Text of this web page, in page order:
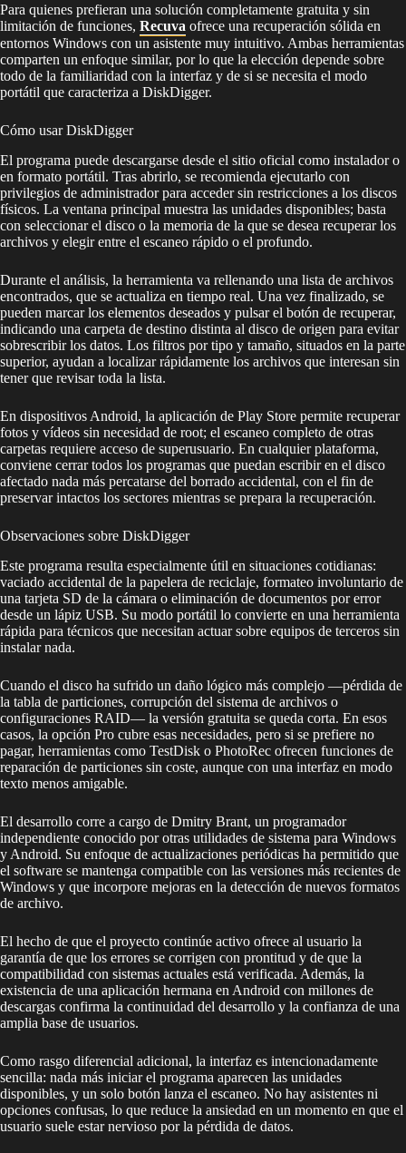
Para quienes prefieran una solución completamente gratuita y sin
limitación de funciones, Recuva ofrece una recuperación sólida en
entornos Windows con un asistente muy intuitivo. Ambas herramientas
comparten un enfoque similar, por lo que la elección depende sobre
todo de la familiaridad con la interfaz y de si se necesita el modo
portátil que caracteriza a DiskDigger.
Cómo usar DiskDigger
El programa puede descargarse desde el sitio oficial como instalador o
en formato portátil. Tras abrirlo, se recomienda ejecutarlo con
privilegios de administrador para acceder sin restricciones a los discos
físicos. La ventana principal muestra las unidades disponibles; basta
con seleccionar el disco o la memoria de la que se desea recuperar los
archivos y elegir entre el escaneo rápido o el profundo.
Durante el análisis, la herramienta va rellenando una lista de archivos
encontrados, que se actualiza en tiempo real. Una vez finalizado, se
pueden marcar los elementos deseados y pulsar el botón de recuperar,
indicando una carpeta de destino distinta al disco de origen para evitar
sobrescribir los datos. Los filtros por tipo y tamaño, situados en la parte
superior, ayudan a localizar rápidamente los archivos que interesan sin
tener que revisar toda la lista.
En dispositivos Android, la aplicación de Play Store permite recuperar
fotos y vídeos sin necesidad de root; el escaneo completo de otras
carpetas requiere acceso de superusuario. En cualquier plataforma,
conviene cerrar todos los programas que puedan escribir en el disco
afectado nada más percatarse del borrado accidental, con el fin de
preservar intactos los sectores mientras se prepara la recuperación.
Observaciones sobre DiskDigger
Este programa resulta especialmente útil en situaciones cotidianas:
vaciado accidental de la papelera de reciclaje, formateo involuntario de
una tarjeta SD de la cámara o eliminación de documentos por error
desde un lápiz USB. Su modo portátil lo convierte en una herramienta
rápida para técnicos que necesitan actuar sobre equipos de terceros sin
instalar nada.
Cuando el disco ha sufrido un daño lógico más complejo —pérdida de
la tabla de particiones, corrupción del sistema de archivos o
configuraciones RAID— la versión gratuita se queda corta. En esos
casos, la opción Pro cubre esas necesidades, pero si se prefiere no
pagar, herramientas como TestDisk o PhotoRec ofrecen funciones de
reparación de particiones sin coste, aunque con una interfaz en modo
texto menos amigable.
El desarrollo corre a cargo de Dmitry Brant, un programador
independiente conocido por otras utilidades de sistema para Windows
y Android. Su enfoque de actualizaciones periódicas ha permitido que
el software se mantenga compatible con las versiones más recientes de
Windows y que incorpore mejoras en la detección de nuevos formatos
de archivo.
El hecho de que el proyecto continúe activo ofrece al usuario la
garantía de que los errores se corrigen con prontitud y de que la
compatibilidad con sistemas actuales está verificada. Además, la
existencia de una aplicación hermana en Android con millones de
descargas confirma la continuidad del desarrollo y la confianza de una
amplia base de usuarios.
Como rasgo diferencial adicional, la interfaz es intencionadamente
sencilla: nada más iniciar el programa aparecen las unidades
disponibles, y un solo botón lanza el escaneo. No hay asistentes ni
opciones confusas, lo que reduce la ansiedad en un momento en que el
usuario suele estar nervioso por la pérdida de datos.